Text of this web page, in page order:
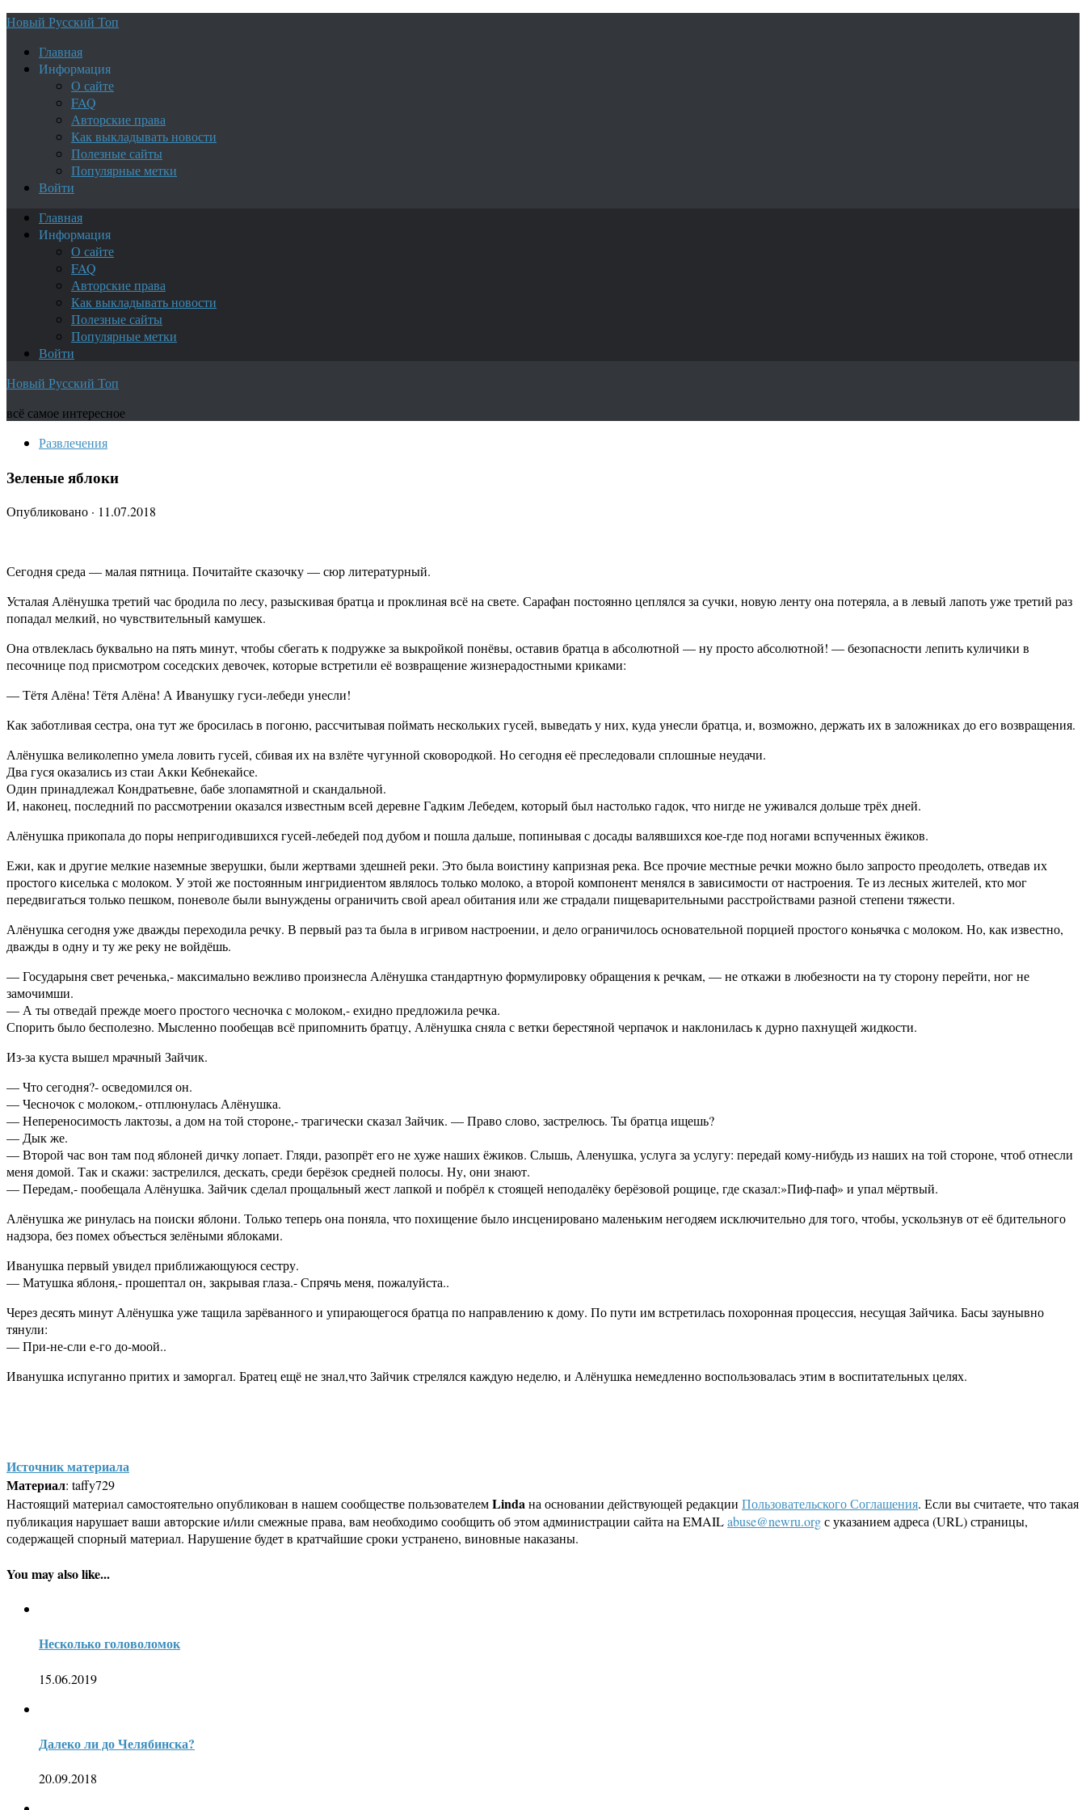
Новый Русский Топ
Главная
Информация
О сайте
FAQ
Авторские права
Как выкладывать новости
Полезные сайты
Популярные метки
Войти
Главная
Информация
О сайте
FAQ
Авторские права
Как выкладывать новости
Полезные сайты
Популярные метки
Войти
Новый Русский Топ
всё самое интересное
Развлечения
Зеленые яблоки
Опубликовано · 11.07.2018
Сегодня среда — малая пятница. Почитайте сказочку — сюр литературный.
Усталая Алёнушка третий час бродила по лесу, разыскивая братца и проклиная всё на свете. Сарафан постоянно цеплялся за сучки, новую ленту она потеряла, а в левый лапоть уже третий раз
попадал мелкий, но чувствительный камушек.
Она отвлеклась буквально на пять минут, чтобы сбегать к подружке за выкройкой понёвы, оставив братца в абсолютной — ну просто абсолютной! — безопасности лепить куличики в
песочнице под присмотром соседских девочек, которые встретили её возвращение жизнерадостными криками:
— Тётя Алёна! Тётя Алёна! А Иванушку гуси-лебеди унесли!
Как заботливая сестра, она тут же бросилась в погоню, рассчитывая поймать нескольких гусей, выведать у них, куда унесли братца, и, возможно, держать их в заложниках до его возвращения.
Алёнушка великолепно умела ловить гусей, сбивая их на взлёте чугунной сковородкой. Но сегодня её преследовали сплошные неудачи.
Два гуся оказались из стаи Акки Кебнекайсе.
Один принадлежал Кондратьевне, бабе злопамятной и скандальной.
И, наконец, последний по рассмотрении оказался известным всей деревне Гадким Лебедем, который был настолько гадок, что нигде не уживался дольше трёх дней.
Алёнушка прикопала до поры непригодившихся гусей-лебедей под дубом и пошла дальше, попинывая с досады валявшихся кое-где под ногами вспученных ёжиков.
Ежи, как и другие мелкие наземные зверушки, были жертвами здешней реки. Это была воистину капризная река. Все прочие местные речки можно было запросто преодолеть, отведав их
простого киселька с молоком. У этой же постоянным ингридиентом являлось только молоко, а второй компонент менялся в зависимости от настроения. Те из лесных жителей, кто мог
передвигаться только пешком, поневоле были вынуждены ограничить свой ареал обитания или же страдали пищеварительными расстройствами разной степени тяжести.
Алёнушка сегодня уже дважды переходила речку. В первый раз та была в игривом настроении, и дело ограничилось основательной порцией простого коньячка с молоком. Но, как известно,
дважды в одну и ту же реку не войдёшь.
— Государыня свет реченька,- максимально вежливо произнесла Алёнушка стандартную формулировку обращения к речкам, — не откажи в любезности на ту сторону перейти, ног не
замочимши.
— А ты отведай прежде моего простого чесночка с молоком,- ехидно предложила речка.
Спорить было бесполезно. Мысленно пообещав всё припомнить братцу, Алёнушка сняла с ветки берестяной черпачок и наклонилась к дурно пахнущей жидкости.
Из-за куста вышел мрачный Зайчик.
— Что сегодня?- осведомился он.
— Чесночок с молоком,- отплюнулась Алёнушка.
— Непереносимость лактозы, а дом на той стороне,- трагически сказал Зайчик. — Право слово, застрелюсь. Ты братца ищешь?
— Дык же.
— Второй час вон там под яблоней дичку лопает. Гляди, разопрёт его не хуже наших ёжиков. Слышь, Аленушка, услуга за услугу: передай кому-нибудь из наших на той стороне, чтоб отнесли
меня домой. Так и скажи: застрелился, дескать, среди берёзок средней полосы. Ну, они знают.
— Передам,- пообещала Алёнушка. Зайчик сделал прощальный жест лапкой и побрёл к стоящей неподалёку берёзовой рощице, где сказал:»Пиф-паф» и упал мёртвый.
Алёнушка же ринулась на поиски яблони. Только теперь она поняла, что похищение было инсценировано маленьким негодяем исключительно для того, чтобы, ускользнув от её бдительного
надзора, без помех объесться зелёными яблоками.
Иванушка первый увидел приближающуюся сестру.
— Матушка яблоня,- прошептал он, закрывая глаза.- Спрячь меня, пожалуйста..
Через десять минут Алёнушка уже тащила зарёванного и упирающегося братца по направлению к дому. По пути им встретилась похоронная процессия, несущая Зайчика. Басы заунывно
тянули:
— При-не-сли е-го до-моой..
Иванушка испуганно притих и заморгал. Братец ещё не знал,что Зайчик стрелялся каждую неделю, и Алёнушка немедленно воспользовалась этим в воспитательных целях.
Источник материала
Материал: taffy729
Настоящий материал самостоятельно опубликован в нашем сообществе пользователемLindaна основании действующей редакции Пользовательского Соглашения. Если вы считаете, что такая
публикация нарушает ваши авторские и/или смежные права, вам необходимо сообщить об этом администрации сайта на EMAILabuse@newru.orgс указанием адреса (URL) страницы,
содержащей спорный материал. Нарушение будет в кратчайшие сроки устранено, виновные наказаны.
You may also like...
Несколько головоломок
15.06.2019
Далеко ли до Челябинска?
20.09.2018